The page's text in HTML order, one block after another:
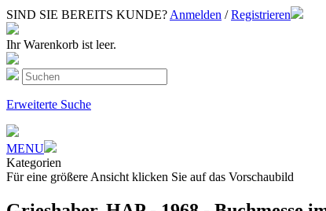
SIND SIE BEREITS KUNDE? Anmelden / Registrieren
Ihr Warenkorb ist leer.
Erweiterte Suche
MENU
Kategorien
Für eine größere Ansicht klicken Sie auf das Vorschaubild